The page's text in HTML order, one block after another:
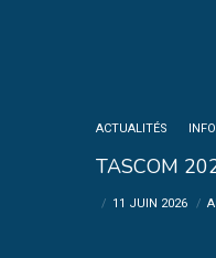
ACTUALITÉS
TASCOM
11 JUIN 2026